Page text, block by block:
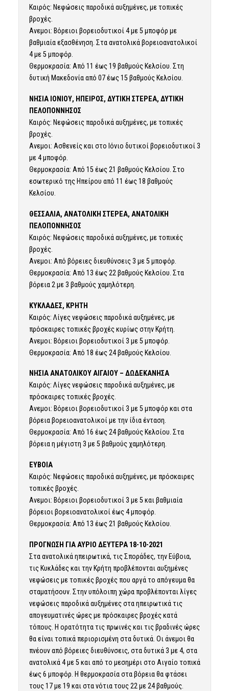
Καιρός: Νεφώσεις παροδικά αυξημένες, με τοπικές
βροχές.
Ανεμοι: Βόρειοι βορειοδυτικοί 4 με 5 μποφόρ με
βαθμιαία εξασθένηση. Στα ανατολικά βορειοανατολικοί
4 με 5 μποφόρ.
Θερμοκρασία: Από 11 έως 19 βαθμούς Κελσίου. Στη
δυτική Μακεδονία από 07 έως 15 βαθμούς Κελσίου.
ΝΗΣΙΑ ΙΟΝΙΟΥ, ΗΠΕΙΡΟΣ, ΔΥΤΙΚΗ ΣΤΕΡΕΑ, ΔΥΤΙΚΗ
ΠΕΛΟΠΟΝΝΗΣΟΣ
Καιρός: Νεφώσεις παροδικά αυξημένες, με τοπικές
βροχές.
Ανεμοι: Ασθενείς και στο Ιόνιο δυτικοί βορειοδυτικοί 3
με 4 μποφόρ.
Θερμοκρασία: Από 15 έως 21 βαθμούς Κελσίου. Στο
εσωτερικό της Ηπείρου από 11 έως 18 βαθμούς
Κελσίου.
ΘΕΣΣΑΛΙΑ, ΑΝΑΤΟΛΙΚΗ ΣΤΕΡΕΑ, ΑΝΑΤΟΛΙΚΗ
ΠΕΛΟΠΟΝΝΗΣΟΣ
Καιρός: Νεφώσεις παροδικά αυξημένες, με τοπικές
βροχές.
Ανεμοι: Από βόρειες διευθύνσεις 3 με 5 μποφόρ.
Θερμοκρασία: Από 13 έως 22 βαθμούς Κελσίου. Στα
βόρεια 2 με 3 βαθμούς χαμηλότερη.
ΚΥΚΛΑΔΕΣ, ΚΡΗΤΗ
Καιρός: Λίγες νεφώσεις παροδικά αυξημένες, με
πρόσκαιρες τοπικές βροχές κυρίως στην Κρήτη.
Ανεμοι: Βόρειοι βορειοδυτικοί 3 με 5 μποφόρ.
Θερμοκρασία: Από 18 έως 24 βαθμούς Κελσίου.
ΝΗΣΙΑ ΑΝΑΤΟΛΙΚΟΥ ΑΙΓΑΙΟΥ – ΔΩΔΕΚΑΝΗΣΑ
Καιρός: Λίγες νεφώσεις παροδικά αυξημένες, με
πρόσκαιρες τοπικές βροχές.
Ανεμοι: Βόρειοι βορειοδυτικοί 3 με 5 μποφόρ και στα
βόρεια βορειοανατολικοί με την ίδια ένταση.
Θερμοκρασία: Από 16 έως 24 βαθμούς Κελσίου. Στα
βόρεια η μέγιστη 3 με 5 βαθμούς χαμηλότερη.
ΕΥΒΟΙΑ
Καιρός: Νεφώσεις παροδικά αυξημένες, με πρόσκαιρες
τοπικές βροχές.
Ανεμοι: Βόρειοι βορειοδυτικοί 3 με 5 και βαθμιαία
βόρειοι βορειοανατολικοί έως 4 μποφόρ.
Θερμοκρασία: Από 13 έως 21 βαθμούς Κελσίου.
ΠΡΟΓΝΩΣΗ ΓΙΑ ΑΥΡΙΟ ΔΕΥΤΕΡΑ 18-10-2021
Στα ανατολικά ηπειρωτικά, τις Σποράδες, την Εύβοια,
τις Κυκλάδες και την Κρήτη προβλέπονται αυξημένες
νεφώσεις με τοπικές βροχές που αργά το απόγευμα θα
σταματήσουν. Στην υπόλοιπη χώρα προβλέπονται λίγες
νεφώσεις παροδικά αυξημένες στα ηπειρωτικά τις
απογευματινές ώρες με πρόσκαιρες βροχές κατά
τόπους. Η ορατότητα τις πρωινές και τις βραδινές ώρες
θα είναι τοπικά περιορισμένη στα δυτικά. Οι άνεμοι θα
πνέουν από βόρειες διευθύνσεις, στα δυτικά 3 με 4, στα
ανατολικά 4 με 5 και από το μεσημέρι στο Αιγαίο τοπικά
έως 6 μποφόρ. Η θερμοκρασία στα βόρεια θα φτάσει
τους 17 με 19 και στα νότια τους 22 με 24 βαθμούς.